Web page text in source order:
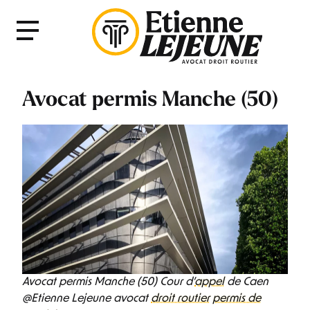
Menu
Avocat permis Manche (50)
Avocat permis Manche (50) Cour d’appelde Caen
@Etienne Lejeune avocatdroit routier permis de
Fermer